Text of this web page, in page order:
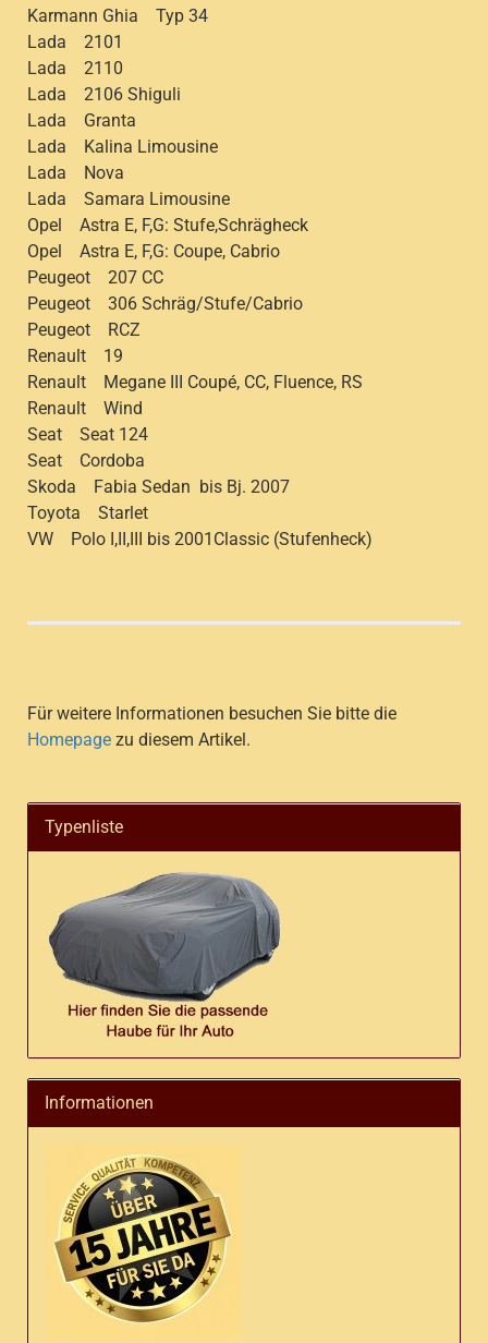
Karmann Ghia Typ 34
Lada 2101
Lada 2110
Lada 2106 Shiguli
Lada Granta
Lada Kalina Limousine
Lada Nova
Lada Samara Limousine
Opel Astra E, F,G: Stufe,Schrägheck
Opel Astra E, F,G: Coupe, Cabrio
Peugeot 207 CC
Peugeot 306 Schräg/Stufe/Cabrio
Peugeot RCZ
Renault 19
Renault Megane III Coupé, CC, Fluence, RS
Renault Wind
Seat Seat 124
Seat Cordoba
Skoda Fabia Sedan bis Bj. 2007
Toyota Starlet
VW Polo I,II,III bis 2001Classic (Stufenheck)
Für weitere Informationen besuchen Sie bitte die
Homepage zu diesem Artikel.
Typenliste
Informationen